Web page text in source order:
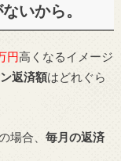
いから。
円高くなるイメージ
返済額はどれぐら
場合、 毎月の返済